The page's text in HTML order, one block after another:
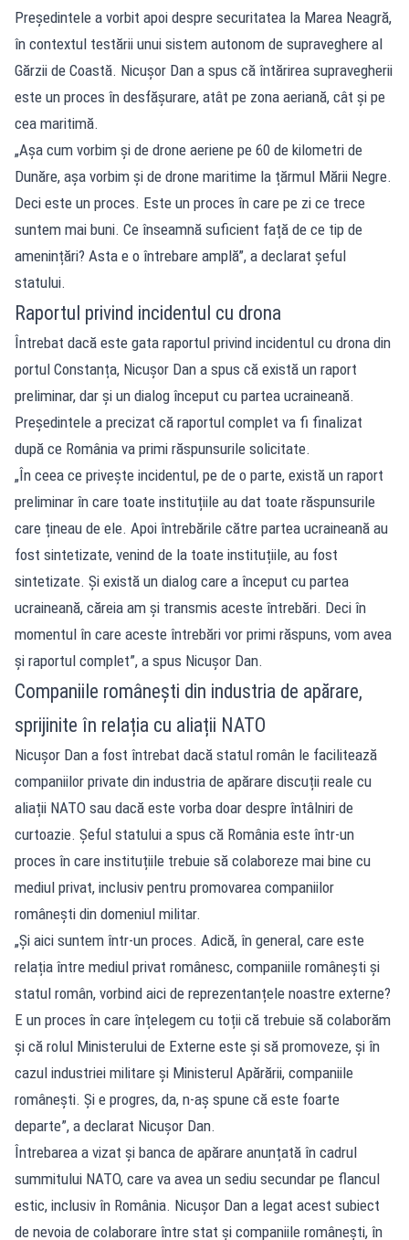
Președintele a vorbit apoi despre securitatea la Marea Neagră,
în contextul testării unui sistem autonom de supraveghere al
Gărzii de Coastă. Nicușor Dan a spus că întărirea supravegherii
este un proces în desfășurare, atât pe zona aeriană, cât și pe
cea maritimă.
„Așa cum vorbim și de drone aeriene pe 60 de kilometri de
Dunăre, așa vorbim și de drone maritime la țărmul Mării Negre.
Deci este un proces. Este un proces în care pe zi ce trece
suntem mai buni. Ce înseamnă suficient față de ce tip de
amenințări? Asta e o întrebare amplă”, a declarat șeful
statului.
Raportul privind incidentul cu drona
Întrebat dacă este gata raportul privind incidentul cu drona din
portul Constanța, Nicușor Dan a spus că există un raport
preliminar, dar și un dialog început cu partea ucraineană.
Președintele a precizat că raportul complet va fi finalizat
după ce România va primi răspunsurile solicitate.
„În ceea ce privește incidentul, pe de o parte, există un raport
preliminar în care toate instituțiile au dat toate răspunsurile
care țineau de ele. Apoi întrebările către partea ucraineană au
fost sintetizate, venind de la toate instituțiile, au fost
sintetizate. Și există un dialog care a început cu partea
ucraineană, căreia am și transmis aceste întrebări. Deci în
momentul în care aceste întrebări vor primi răspuns, vom avea
și raportul complet”, a spus Nicușor Dan.
Companiile românești din industria de apărare,
sprijinite în relația cu aliații NATO
Nicușor Dan a fost întrebat dacă statul român le facilitează
companiilor private din industria de apărare discuții reale cu
aliații NATO sau dacă este vorba doar despre întâlniri de
curtoazie. Șeful statului a spus că România este într-un
proces în care instituțiile trebuie să colaboreze mai bine cu
mediul privat, inclusiv pentru promovarea companiilor
românești din domeniul militar.
„Și aici suntem într-un proces. Adică, în general, care este
relația între mediul privat românesc, companiile românești și
statul român, vorbind aici de reprezentanțele noastre externe?
E un proces în care înțelegem cu toții că trebuie să colaborăm
și că rolul Ministerului de Externe este și să promoveze, și în
cazul industriei militare și Ministerul Apărării, companiile
românești. Și e progres, da, n-aș spune că este foarte
departe”, a declarat Nicușor Dan.
Întrebarea a vizat și banca de apărare anunțată în cadrul
summitului NATO, care va avea un sediu secundar pe flancul
estic, inclusiv în România. Nicușor Dan a legat acest subiect
de nevoia de colaborare între stat și companiile românești, în